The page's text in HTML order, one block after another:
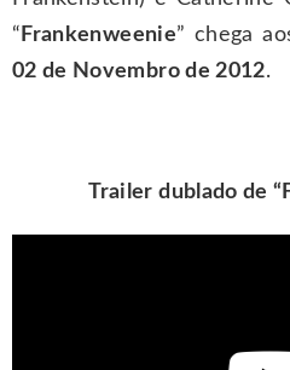
“ Frankenweenie” chega
02 de Novembro de 2012.
Trailer dublado de